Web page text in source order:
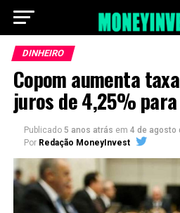
DINHEIRO
Copom aumenta
juros de 4,25%
Publicado 5 anos atrás em 4 de agosto
Por Redação MoneyInvest